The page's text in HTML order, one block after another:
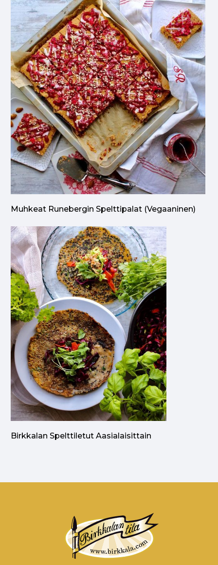
Muhkeat Runebergin Spelttipalat (vegaaninen)
Birkkalan Spelttiletut Aasialaisittain